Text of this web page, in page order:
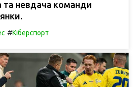
та невдача команди
#Кіберспорт